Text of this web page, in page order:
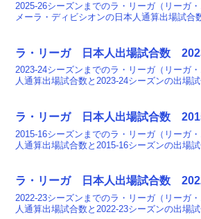
2025-26シーズンまでのラ・リーガ（リーガ
メーラ・ディビシオンの日本人通算出場試合
ラ・リーガ 日本人出場試合数
2023-24シーズンまでのラ・リーガ（リーガ
人通算出場試合数と2023-24シーズンの出場
ラ・リーガ 日本人出場試合数
2015-16シーズンまでのラ・リーガ（リーガ
人通算出場試合数と2015-16シーズンの出場試
ラ・リーガ 日本人出場試合数
2022-23シーズンまでのラ・リーガ（リーガ
人通算出場試合数と2022-23シーズンの出場試